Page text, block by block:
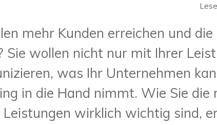
mehr Kunden erreichen und
Sie wollen nicht nur mit Ihrer
was Ihr Unternehmen
in die Hand nimmt. Wie Sie
Leistungen wirklich wichtig sind,